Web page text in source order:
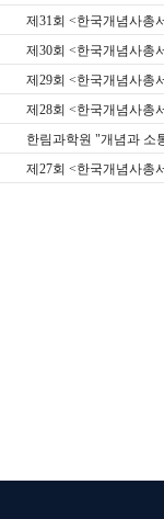
제31회 <한국개념사총
제30회 <한국개념사총
제29회 <한국개념사총
제28회 <한국개념사총
한림과학원 "개념과 소
제27회 <한국개념사총